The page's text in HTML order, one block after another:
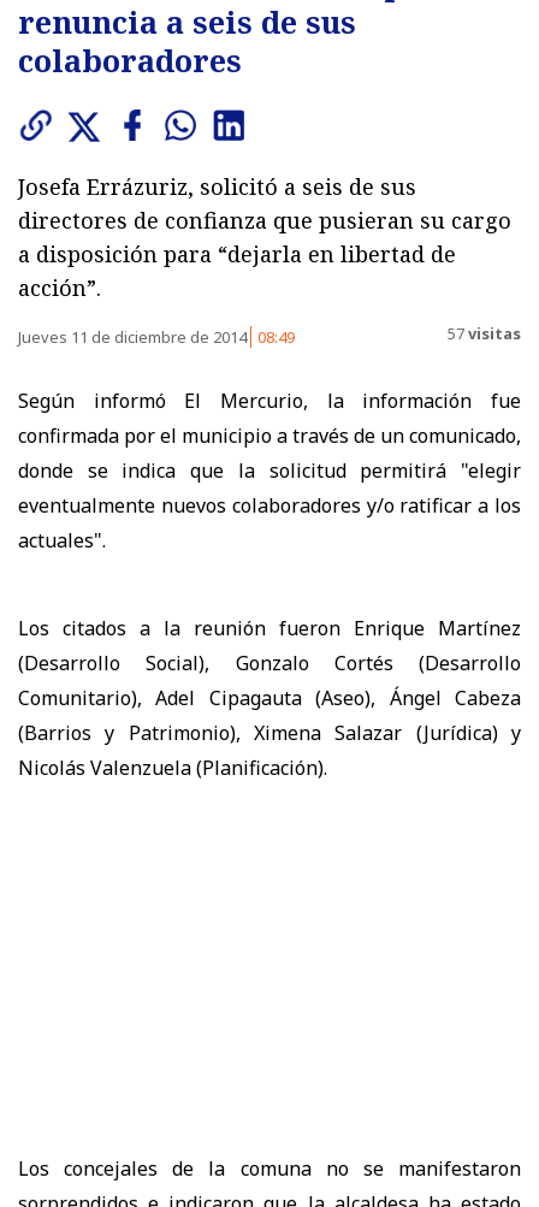
renuncia a seis de sus
colaboradores
Josefa Errázuriz, solicitó a seis de sus
directores de confianza que pusieran su cargo
a disposición para “dejarla en libertad de
acción”.
Jueves 11 de diciembre de 2014 08:49 57visitas
Según informó El Mercurio, la información fue
confirmada por el municipio a través de un comunicado,
donde se indica que la solicitud permitirá "elegir
eventualmente nuevos colaboradores y/o ratificar a los
actuales".
Los citados a la reunión fueron Enrique Martínez
(Desarrollo Social), Gonzalo Cortés (Desarrollo
Comunitario), Adel Cipagauta (Aseo), Ángel Cabeza
(Barrios y Patrimonio), Ximena Salazar (Jurídica) y
Nicolás Valenzuela (Planificación).
Los concejales de la comuna no se manifestaron